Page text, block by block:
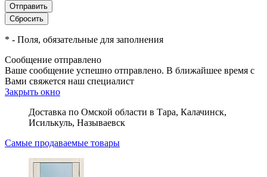
* - Поля, обязательные для заполнения
Сообщение отправлено
Ваше сообщение успешно отправлено. В ближайшее время с
Вами свяжется наш специалист
Закрыть окно
Доставка по Омской области в Тара, Калачинск,
Исилькуль, Называевск
Самые продаваемые товары